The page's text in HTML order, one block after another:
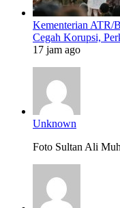
Kementerian ATR/
Cegah Korupsi,
17 jam ago
Unknown
Foto Sultan Ali